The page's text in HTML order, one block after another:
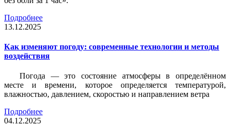
Подробнее
13.12.2025
Как изменяют погоду: современные технологии и методы
воздействия
Погода — это состояние атмосферы в определённом
месте и времени, которое определяется температурой,
влажностью, давлением, скоростью и направлением ветра
Подробнее
04.12.2025